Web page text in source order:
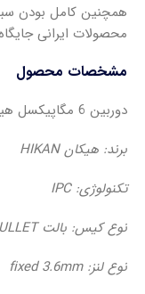
همچنین کامل بودن
محصولات ایرانی
مشخصات محصول
دوربین 6 مگاپیکسل هیکان مدل HK-IPC-HBW6765SAP
برند: هیکان HIKAN
تکنولوژی: IPC
نوع کیس: بالت BULLET
نوع لنز: fixed 3.6mm